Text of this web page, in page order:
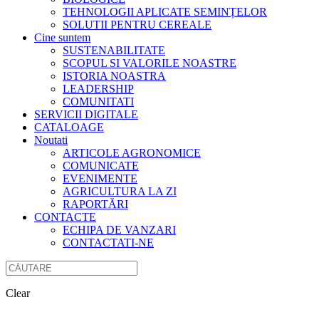
TEHNOLOGII APLICATE SEMINȚELOR
SOLUTII PENTRU CEREALE
Cine suntem
SUSTENABILITATE
SCOPUL SI VALORILE NOASTRE
ISTORIA NOASTRA
LEADERSHIP
COMUNITATI
SERVICII DIGITALE
CATALOAGE
Noutati
ARTICOLE AGRONOMICE
COMUNICATE
EVENIMENTE
AGRICULTURA LA ZI
RAPORTĂRI
CONTACTE
ECHIPA DE VANZARI
CONTACTATI-NE
Clear